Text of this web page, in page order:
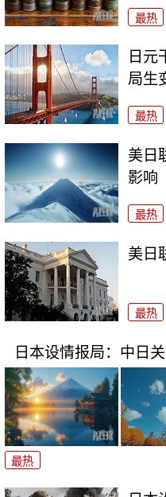
最热
日元
局生
最热
美日
影响
最热
美日
最热
日本设情报局：中日
最热